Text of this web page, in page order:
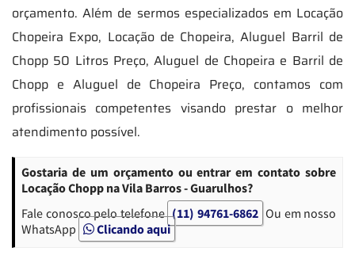
orçamento. Além de sermos especializados em Locação
Chopeira Expo, Locação de Chopeira, Aluguel Barril de
Chopp 50 Litros Preço, Aluguel de Chopeira e Barril de
Chopp e Aluguel de Chopeira Preço, contamos com
profissionais competentes visando prestar o melhor
atendimento possível.
Gostaria de um orçamento ou entrar em contato sobre
Locação Chopp na Vila Barros - Guarulhos?
Fale conosco pelo telefone (11) 94761-6862 Ou em nosso
WhatsApp
Clicando aqui